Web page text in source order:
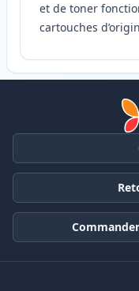
et de toner
cartouches